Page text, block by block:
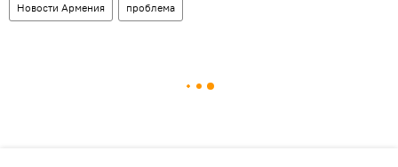
Новости Армения проблема